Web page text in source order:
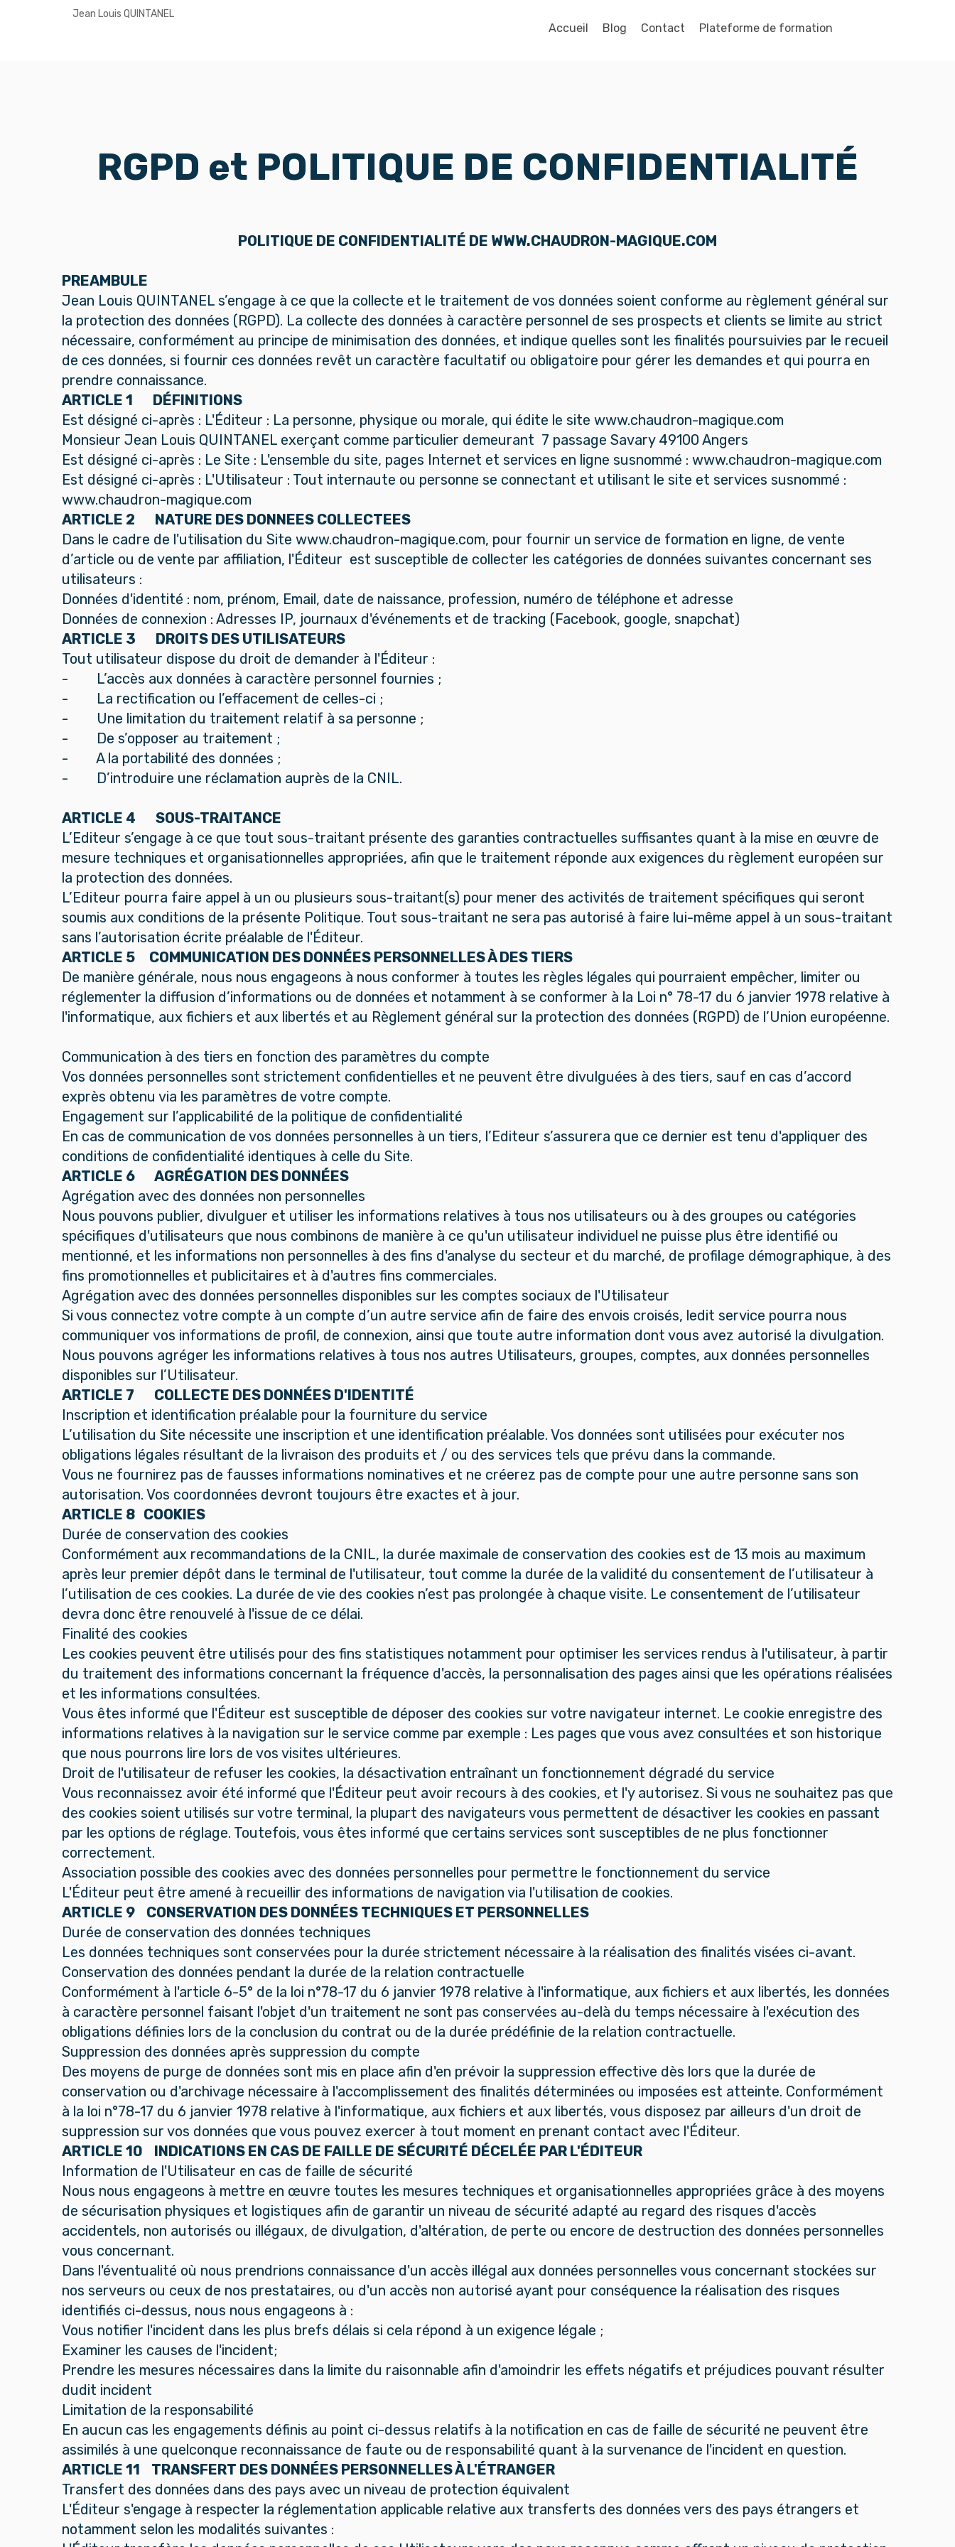
Jean Louis QUINTANEL
Accueil Blog Contact Plateforme de formation
RGPD et POLITIQUE DE CONFIDENTIALITÉ
POLITIQUE DE CONFIDENTIALITÉ DE WWW.CHAUDRON-MAGIQUE.COM
PREAMBULE
Jean Louis QUINTANEL s’engage à ce que la collecte et le traitement de vos données soient conforme au règlement général sur
la protection des données (RGPD). La collecte des données à caractère personnel de ses prospects et clients se limite au strict
nécessaire, conformément au principe de minimisation des données, et indique quelles sont les finalités poursuivies par le recueil
de ces données, si fournir ces données revêt un caractère facultatif ou obligatoire pour gérer les demandes et qui pourra en
prendre connaissance.
ARTICLE 1 DÉFINITIONS
Est désigné ci-après : L'Éditeur : La personne, physique ou morale, qui édite le site www.chaudron-magique.com
Monsieur Jean Louis QUINTANEL exerçant comme particulier demeurant 7 passage Savary 49100 Angers
Est désigné ci-après : Le Site : L'ensemble du site, pages Internet et services en ligne susnommé : www.chaudron-magique.com
Est désigné ci-après : L'Utilisateur : Tout internaute ou personne se connectant et utilisant le site et services susnommé :
www.chaudron-magique.com
ARTICLE 2 NATURE DES DONNEES COLLECTEES
Dans le cadre de l'utilisation du Site www.chaudron-magique.com, pour fournir un service de formation en ligne, de vente
d’article ou de vente par affiliation, l'Éditeur est susceptible de collecter les catégories de données suivantes concernant ses
utilisateurs :
Données d'identité : nom, prénom, Email, date de naissance, profession, numéro de téléphone et adresse
Données de connexion : Adresses IP, journaux d'événements et de tracking (Facebook, google, snapchat)
ARTICLE 3 DROITS DES UTILISATEURS
Tout utilisateur dispose du droit de demander à l'Éditeur :
- L’accès aux données à caractère personnel fournies ;
- La rectification ou l’effacement de celles-ci ;
- Une limitation du traitement relatif à sa personne ;
- De s’opposer au traitement ;
- A la portabilité des données ;
- D’introduire une réclamation auprès de la CNIL.
ARTICLE 4 SOUS-TRAITANCE
L’Editeur s’engage à ce que tout sous-traitant présente des garanties contractuelles suffisantes quant à la mise en œuvre de
mesure techniques et organisationnelles appropriées, afin que le traitement réponde aux exigences du règlement européen sur
la protection des données.
L’Editeur pourra faire appel à un ou plusieurs sous-traitant(s) pour mener des activités de traitement spécifiques qui seront
soumis aux conditions de la présente Politique. Tout sous-traitant ne sera pas autorisé à faire lui-même appel à un sous-traitant
sans l’autorisation écrite préalable de l'Éditeur.
ARTICLE 5 COMMUNICATION DES DONNÉES PERSONNELLES À DES TIERS
De manière générale, nous nous engageons à nous conformer à toutes les règles légales qui pourraient empêcher, limiter ou
réglementer la diffusion d’informations ou de données et notamment à se conformer à la Loi n° 78-17 du 6 janvier 1978 relative à
l'informatique, aux fichiers et aux libertés et au Règlement général sur la protection des données (RGPD) de l’Union européenne.
Communication à des tiers en fonction des paramètres du compte
Vos données personnelles sont strictement confidentielles et ne peuvent être divulguées à des tiers, sauf en cas d’accord
exprès obtenu via les paramètres de votre compte.
Engagement sur l’applicabilité de la politique de confidentialité
En cas de communication de vos données personnelles à un tiers, l’Editeur s’assurera que ce dernier est tenu d'appliquer des
conditions de confidentialité identiques à celle du Site.
ARTICLE 6 AGRÉGATION DES DONNÉES
Agrégation avec des données non personnelles
Nous pouvons publier, divulguer et utiliser les informations relatives à tous nos utilisateurs ou à des groupes ou catégories
spécifiques d'utilisateurs que nous combinons de manière à ce qu'un utilisateur individuel ne puisse plus être identifié ou
mentionné, et les informations non personnelles à des fins d'analyse du secteur et du marché, de profilage démographique, à des
fins promotionnelles et publicitaires et à d'autres fins commerciales.
Agrégation avec des données personnelles disponibles sur les comptes sociaux de l'Utilisateur
Si vous connectez votre compte à un compte d’un autre service afin de faire des envois croisés, ledit service pourra nous
communiquer vos informations de profil, de connexion, ainsi que toute autre information dont vous avez autorisé la divulgation.
Nous pouvons agréger les informations relatives à tous nos autres Utilisateurs, groupes, comptes, aux données personnelles
disponibles sur l’Utilisateur.
ARTICLE 7 COLLECTE DES DONNÉES D'IDENTITÉ
Inscription et identification préalable pour la fourniture du service
L’utilisation du Site nécessite une inscription et une identification préalable. Vos données sont utilisées pour exécuter nos
obligations légales résultant de la livraison des produits et / ou des services tels que prévu dans la commande.
Vous ne fournirez pas de fausses informations nominatives et ne créerez pas de compte pour une autre personne sans son
autorisation. Vos coordonnées devront toujours être exactes et à jour.
ARTICLE 8 COOKIES
Durée de conservation des cookies
Conformément aux recommandations de la CNIL, la durée maximale de conservation des cookies est de 13 mois au maximum
après leur premier dépôt dans le terminal de l'utilisateur, tout comme la durée de la validité du consentement de l’utilisateur à
l’utilisation de ces cookies. La durée de vie des cookies n’est pas prolongée à chaque visite. Le consentement de l’utilisateur
devra donc être renouvelé à l'issue de ce délai.
Finalité des cookies
Les cookies peuvent être utilisés pour des fins statistiques notamment pour optimiser les services rendus à l'utilisateur, à partir
du traitement des informations concernant la fréquence d'accès, la personnalisation des pages ainsi que les opérations réalisées
et les informations consultées.
Vous êtes informé que l'Éditeur est susceptible de déposer des cookies sur votre navigateur internet. Le cookie enregistre des
informations relatives à la navigation sur le service comme par exemple : Les pages que vous avez consultées et son historique
que nous pourrons lire lors de vos visites ultérieures.
Droit de l'utilisateur de refuser les cookies, la désactivation entraînant un fonctionnement dégradé du service
Vous reconnaissez avoir été informé que l'Éditeur peut avoir recours à des cookies, et l'y autorisez. Si vous ne souhaitez pas que
des cookies soient utilisés sur votre terminal, la plupart des navigateurs vous permettent de désactiver les cookies en passant
par les options de réglage. Toutefois, vous êtes informé que certains services sont susceptibles de ne plus fonctionner
correctement.
Association possible des cookies avec des données personnelles pour permettre le fonctionnement du service
L'Éditeur peut être amené à recueillir des informations de navigation via l'utilisation de cookies.
ARTICLE 9 CONSERVATION DES DONNÉES TECHNIQUES ET PERSONNELLES
Durée de conservation des données techniques
Les données techniques sont conservées pour la durée strictement nécessaire à la réalisation des finalités visées ci-avant.
Conservation des données pendant la durée de la relation contractuelle
Conformément à l'article 6-5° de la loi n°78-17 du 6 janvier 1978 relative à l'informatique, aux fichiers et aux libertés, les données
à caractère personnel faisant l'objet d'un traitement ne sont pas conservées au-delà du temps nécessaire à l'exécution des
obligations définies lors de la conclusion du contrat ou de la durée prédéfinie de la relation contractuelle.
Suppression des données après suppression du compte
Des moyens de purge de données sont mis en place afin d'en prévoir la suppression effective dès lors que la durée de
conservation ou d'archivage nécessaire à l'accomplissement des finalités déterminées ou imposées est atteinte. Conformément
à la loi n°78-17 du 6 janvier 1978 relative à l'informatique, aux fichiers et aux libertés, vous disposez par ailleurs d'un droit de
suppression sur vos données que vous pouvez exercer à tout moment en prenant contact avec l'Éditeur.
ARTICLE 10 INDICATIONS EN CAS DE FAILLE DE SÉCURITÉ DÉCELÉE PAR L'ÉDITEUR
Information de l'Utilisateur en cas de faille de sécurité
Nous nous engageons à mettre en œuvre toutes les mesures techniques et organisationnelles appropriées grâce à des moyens
de sécurisation physiques et logistiques afin de garantir un niveau de sécurité adapté au regard des risques d'accès
accidentels, non autorisés ou illégaux, de divulgation, d'altération, de perte ou encore de destruction des données personnelles
vous concernant.
Dans l'éventualité où nous prendrions connaissance d'un accès illégal aux données personnelles vous concernant stockées sur
nos serveurs ou ceux de nos prestataires, ou d'un accès non autorisé ayant pour conséquence la réalisation des risques
identifiés ci-dessus, nous nous engageons à :
Vous notifier l'incident dans les plus brefs délais si cela répond à un exigence légale ;
Examiner les causes de l'incident;
Prendre les mesures nécessaires dans la limite du raisonnable afin d'amoindrir les effets négatifs et préjudices pouvant résulter
dudit incident
Limitation de la responsabilité
En aucun cas les engagements définis au point ci-dessus relatifs à la notification en cas de faille de sécurité ne peuvent être
assimilés à une quelconque reconnaissance de faute ou de responsabilité quant à la survenance de l'incident en question.
ARTICLE 11 TRANSFERT DES DONNÉES PERSONNELLES À L'ÉTRANGER
Transfert des données dans des pays avec un niveau de protection équivalent
L'Éditeur s'engage à respecter la réglementation applicable relative aux transferts des données vers des pays étrangers et
notamment selon les modalités suivantes :